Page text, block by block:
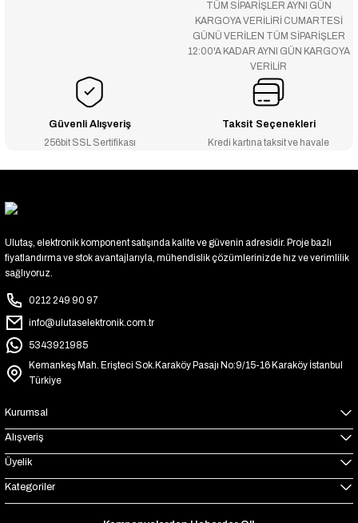
TÜM SİPARİŞLER AYNI GÜN
KARGOYA VERİLİRİ CUMARTESİ
GÜNÜ VERİLEN TÜM SİPARİŞLER
12:00'A KADAR AYNI GÜN KARGOYA
VERİLİR
Güvenli Alışveriş
256bit SSL Sertifikası
Taksit Seçenekleri
Kredi kartına taksit ve havale
Ulutaş, elektronik komponent satışında kalite ve güvenin adresidir. Proje bazlı
fiyatlandırma ve stok avantajlarıyla, mühendislik çözümlerinizde hız ve verimlilik
sağlıyoruz.
0212 249 90 97
info@ulutaselektronik.com.tr
5343921985
Kemankeş Mah. Erişteci Sok.Karaköy Pasajı No:9/15-16 Karaköy İstanbul
Türkiye
Kurumsal
Alışveriş
Üyelik
Kategoriler